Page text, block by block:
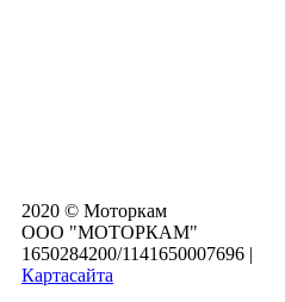
2020 © Моторкам
OOO "МОТОРКАМ"
1650284200/1141650007696 |
Картасайта